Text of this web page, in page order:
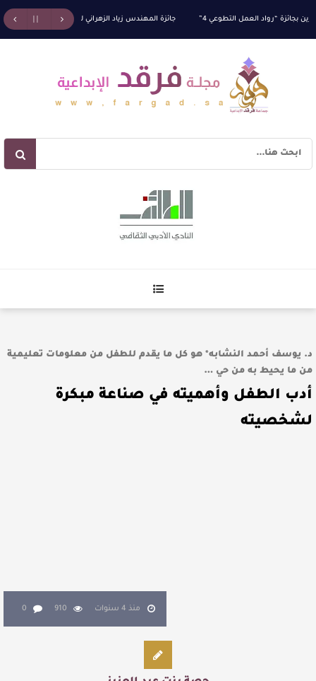
“رواد العمل التطوعي 4” جائزة المهندس زياد الزهراني للتفوق العلمي تكرّم نخبة من
البناء الاستهلالي في رواية : ( على كف رتويت ) للدكتورة زينب الخضيري
د. يوسف أحمد النشابه* هو كل ما يقدم للطفل من معلومات تعليمية
من ما يحيط به من حي …
أدب الطفل وأهميته في صناعة مبكرة
لشخصيته
منذ 4 سنوات 910
0